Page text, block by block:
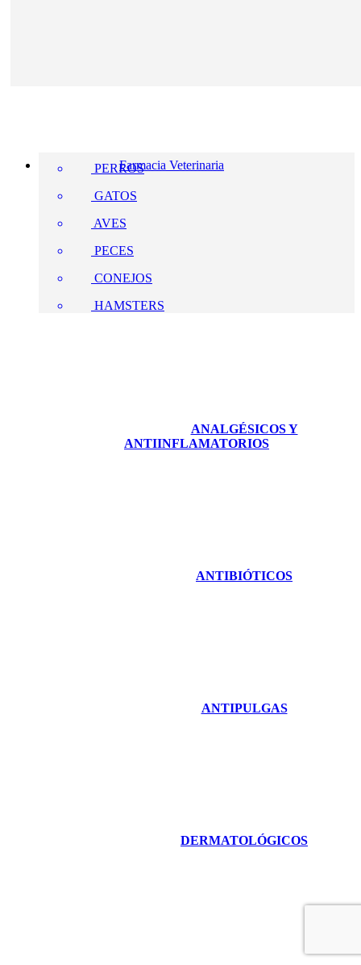
Farmacia Veterinaria
PERROS
GATOS
AVES
PECES
CONEJOS
HAMSTERS
ANALGÉSICOS Y
ANTIINFLAMATORIOS
ANTIBIÓTICOS
ANTIPULGAS
DERMATOLÓGICOS